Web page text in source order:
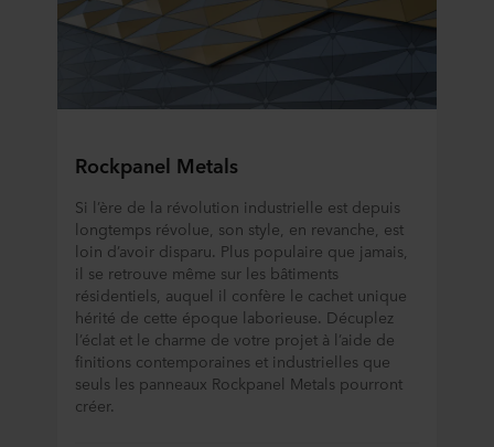
Rockpanel Metals
Si l’ère de la révolution industrielle est depuis
longtemps révolue, son style, en revanche, est
loin d’avoir disparu. Plus populaire que jamais,
il se retrouve même sur les bâtiments
résidentiels, auquel il confère le cachet unique
hérité de cette époque laborieuse. Décuplez
l’éclat et le charme de votre projet à l’aide de
finitions contemporaines et industrielles que
seuls les panneaux Rockpanel Metals pourront
créer.